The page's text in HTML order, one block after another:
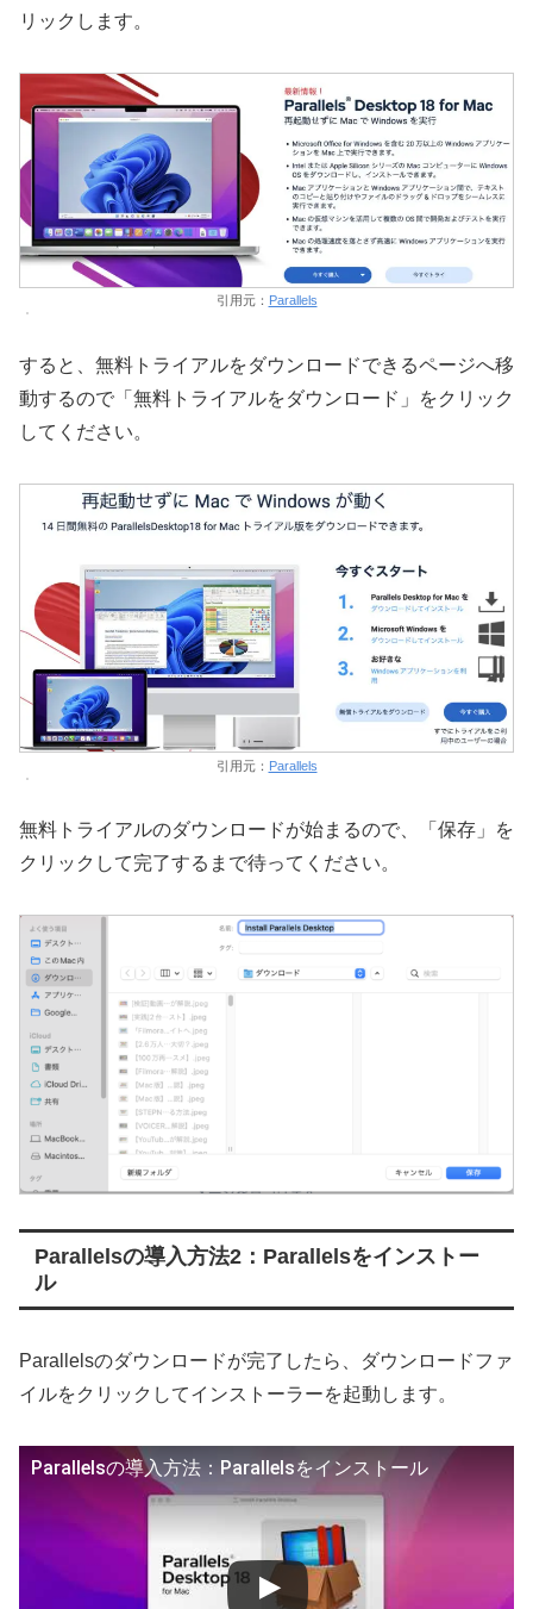
リックします。
引用元： Parallels
すると、無料トライアルをダウンロードできるページへ移
動するので「無料トライアルをダウンロード」をクリック
してください。
引用元： Parallels
無料トライアルのダウンロードが始まるので、「保存」を
クリックして完了するまで待ってください。
Parallelsの導入方法2：Parallelsをインストー
ル
Parallelsのダウンロードが完了したら、ダウンロードファ
イルをクリックしてインストーラーを起動します。
Parallelsの導入方法：Parallelsをインストール